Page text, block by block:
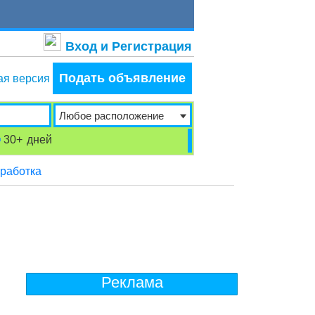
Вход и Регистрация
версия Подать объявление
30+ дней
Реклама